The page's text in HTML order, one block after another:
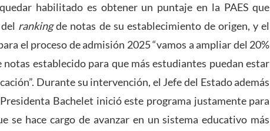
habilitado es obtener un puntaje en la PAES que
rankingde notas de su establecimiento de origen, y el
el proceso de admisión 2025 “vamos a ampliar del 20%
establecido para que más estudiantes puedan estar
Durante su intervención, el Jefe del Estado además
Bachelet inició este programa justamente para
se hace cargo de avanzar en un sistema educativo más